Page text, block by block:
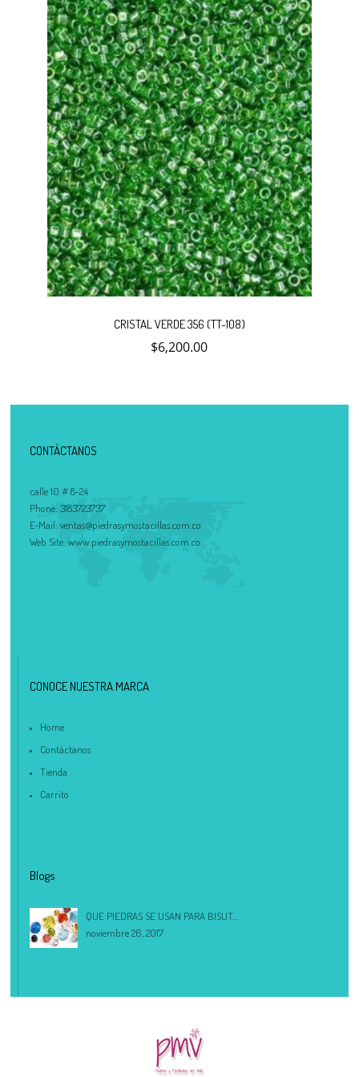
en
la
página
de
producto
CRISTAL VERDE 356 (TT-108)
$6,200.00
CONTÁCTANOS
calle 10 # 8-24
Phone: 3183723737
E-Mail: ventas@piedrasymostacillas.com.co
Web Site: www.piedrasymostacillas.com.co
CONOCE NUESTRA MARCA
Home
Contáctanos
Tienda
Carrito
Blogs
QUE PIEDRAS SE USAN PARA BISUT...
noviembre 26, 2017